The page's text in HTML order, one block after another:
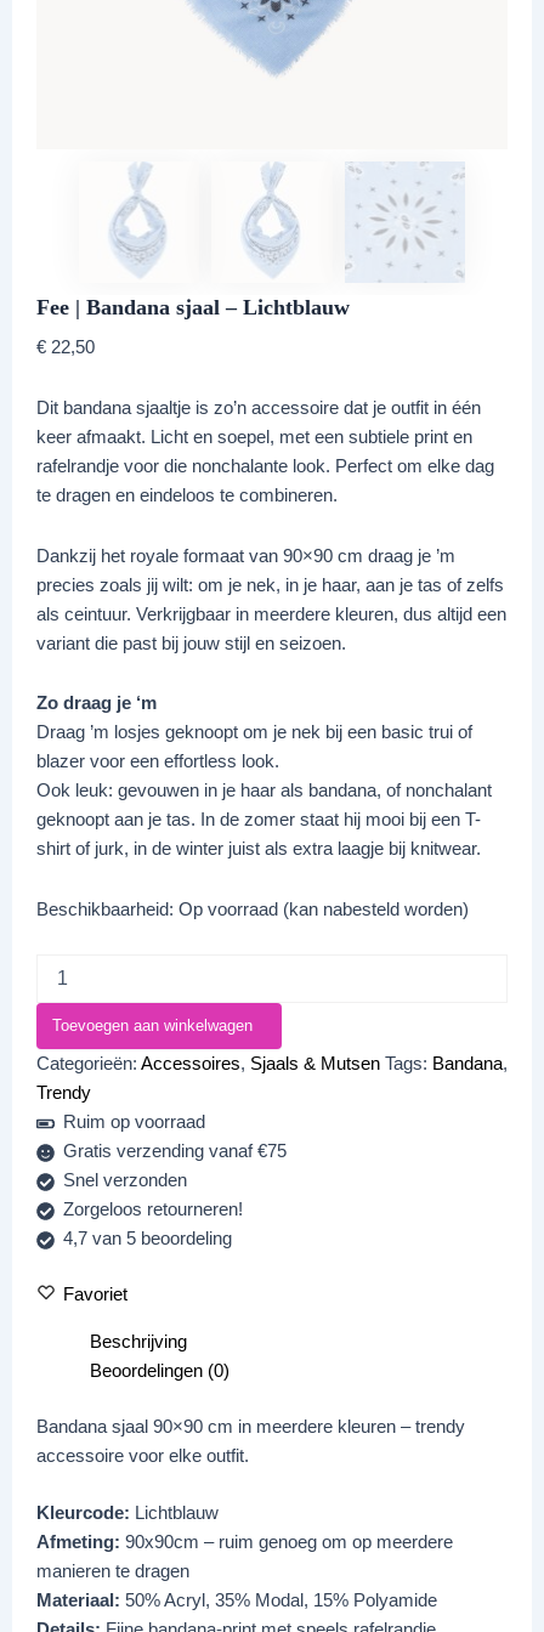
Fee | Bandana sjaal – Lichtblauw
€ 22,50
Dit bandana sjaaltje is zo’n accessoire dat je outfit in één
keer afmaakt. Licht en soepel, met een subtiele print en
rafelrandje voor die nonchalante look. Perfect om elke dag
te dragen en eindeloos te combineren.
Dankzij het royale formaat van 90×90 cm draag je ’m
precies zoals jij wilt: om je nek, in je haar, aan je tas of zelfs
als ceintuur. Verkrijgbaar in meerdere kleuren, dus altijd een
variant die past bij jouw stijl en seizoen.
Zo draag je ‘m
Draag ’m losjes geknoopt om je nek bij een basic trui of
blazer voor een effortless look.
Ook leuk: gevouwen in je haar als bandana, of nonchalant
geknoopt aan je tas. In de zomer staat hij mooi bij een T-
shirt of jurk, in de winter juist als extra laagje bij knitwear.
Beschikbaarheid: Op voorraad (kan nabesteld worden)
Toevoegen aan winkelwagen
Categorieën: Accessoires, Sjaals & Mutsen Tags: Bandana,
Trendy
Ruim op voorraad
Gratis verzending vanaf €75
Snel verzonden
Zorgeloos retourneren!
4,7 van 5 beoordeling
Favoriet
Beschrijving
Beoordelingen (0)
Bandana sjaal 90×90 cm in meerdere kleuren – trendy
accessoire voor elke outfit.
Kleurcode: Lichtblauw
Afmeting: 90x90cm – ruim genoeg om op meerdere
manieren te dragen
Materiaal: 50% Acryl, 35% Modal, 15% Polyamide